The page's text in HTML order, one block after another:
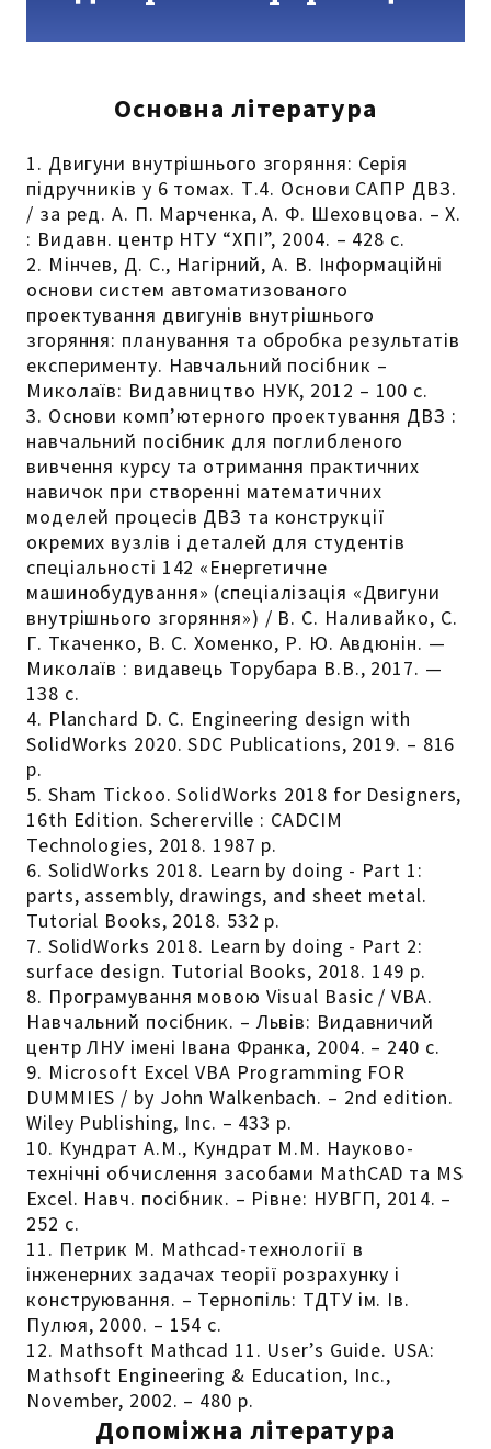
Основна література
1. Двигуни внутрішнього згоряння: Серія
підручників у 6 томах. Т.4. Основи САПР ДВЗ.
/ за ред. А. П. Марченка, А. Ф. Шеховцова. – Х.
: Видавн. центр НТУ “ХПІ”, 2004. – 428 с.
2. Мінчев, Д. С., Нагірний, А. В. Інформаційні
основи систем автоматизованого
проектування двигунів внутрішнього
згоряння: планування та обробка результатів
експерименту. Навчальний посібник –
Миколаїв: Видавництво НУК, 2012 – 100 с.
3. Основи комп’ютерного проектування ДВЗ :
навчальний посібник для поглибленого
вивчення курсу та отримання практичних
навичок при створенні математичних
моделей процесів ДВЗ та конструкції
окремих вузлів і деталей для студентів
спеціальності 142 «Енергетичне
машинобудування» (спеціалізація «Двигуни
внутрішнього згоряння») / В. С. Наливайко, С.
Г. Ткаченко, В. С. Хоменко, Р. Ю. Авдюнін. —
Миколаїв : видавець Торубара В.В., 2017. —
138 с.
4. Planchard D. C. Engineering design with
SolidWorks 2020. SDC Publications, 2019. – 816
p.
5. Sham Tickoo. SolidWorks 2018 for Designers,
16th Edition. Schererville : CADCIM
Technologies, 2018. 1987 p.
6. SolidWorks 2018. Learn by doing - Part 1:
parts, assembly, drawings, and sheet metal.
Tutorial Books, 2018. 532 p.
7. SolidWorks 2018. Learn by doing - Part 2:
surface design. Tutorial Books, 2018. 149 p.
8. Програмування мовою Visual Basic / VBA.
Навчальний посібник. – Львів: Видавничий
центр ЛНУ імені Івана Франка, 2004. – 240 с.
9. Microsoft Excel VBA Programming FOR
DUMMIES / by John Walkenbach. – 2nd edition.
Wiley Publishing, Inc. – 433 р.
10. Кундрат А.М., Кундрат М.М. Науково-
технічні обчислення засобами MathCAD та MS
Excel. Навч. посібник. – Рівне: НУВГП, 2014. –
252 с.
11. Петрик М. Mathcad-технології в
інженерних задачах теорії розрахунку і
конструювання. – Тернопіль: ТДТУ ім. Ів.
Пулюя, 2000. – 154 с.
12. Mathsoft Mathcad 11. User’s Guide. USA:
Mathsoft Engineering & Education, Inc.,
November, 2002. – 480 р.
Допоміжна література